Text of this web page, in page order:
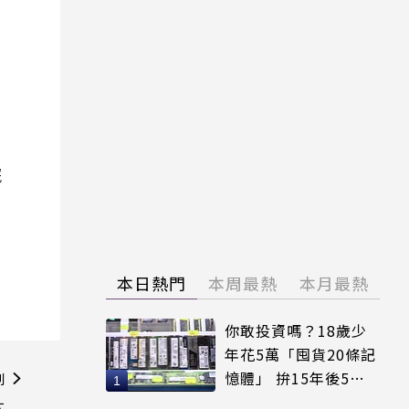
本日熱門 本周最熱 本月最熱
你敢投資嗎？18歲少
年花5萬「囤貨20條記
憶體」 拚15年後5倍